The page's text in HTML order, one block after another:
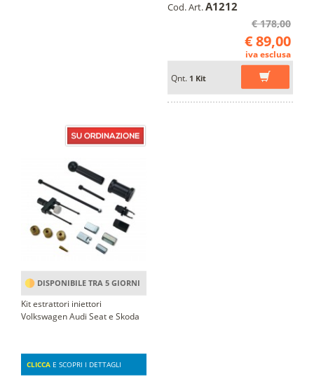
Cod. Art.A1212
€ 178,00
€ 89,00
iva esclusa
Qnt. 1 Kit
DISPONIBILE TRA 5 GIORNI
Kit estrattori iniettori
Volkswagen Audi Seat e Skoda
CLICCA E SCOPRI I DETTAGLI